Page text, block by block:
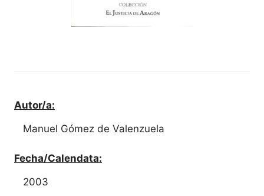
Autor/a:
Manuel Gómez de Valenzuela
Fecha/Calendata:
2003